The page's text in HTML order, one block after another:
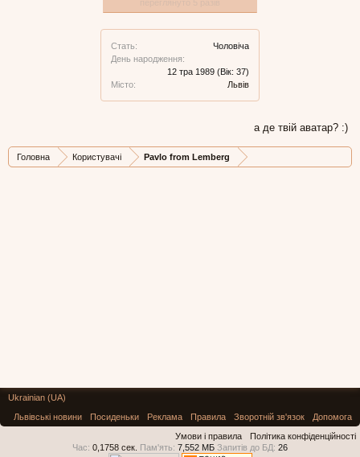
Стать:
Чоловіча
День народження:
12 тра 1989 (Вік: 37)
Місто:
Львів
а де твій аватар? :)
Головна Користувачі Pavlo from Lemberg
Ukrainian (UA)
Львівські новини
Посиденьки Реклама Правила Зворотній зв'язок
Допомога
Умови і правила
Політика конфіденційності
Час: 0,1758 сек. Пам'ять: 7,552 МБ Запитів до БД: 26